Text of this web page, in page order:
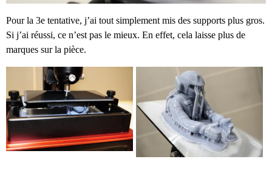
Pour la 3e tentative, j’ai tout simplement mis des supports plus gros.
Si j’ai réussi, ce n’est pas le mieux. En effet, cela laisse plus de
marques sur la pièce.